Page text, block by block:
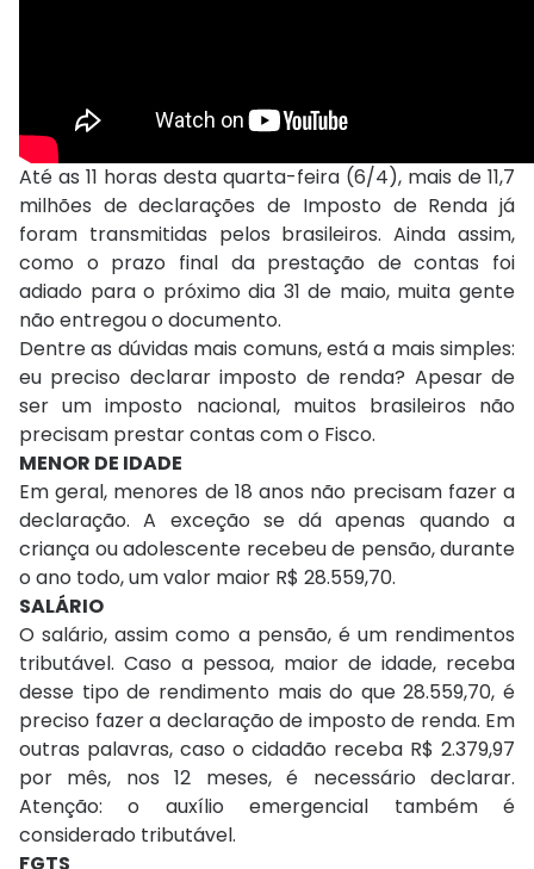
Até as 11 horas desta quarta-feira (6/4), mais de 11,7
milhões de declarações de Imposto de Renda já
foram transmitidas pelos brasileiros. Ainda assim,
como o prazo final da prestação de contas foi
adiado para o próximo dia 31 de maio, muita gente
não entregou o documento.
Dentre as dúvidas mais comuns, está a mais simples:
eu preciso declarar imposto de renda? Apesar de
ser um imposto nacional, muitos brasileiros não
precisam prestar contas com o Fisco.
MENOR DE IDADE
Em geral, menores de 18 anos não precisam fazer a
declaração. A exceção se dá apenas quando a
criança ou adolescente recebeu de pensão, durante
o ano todo, um valor maior R$ 28.559,70.
SALÁRIO
O salário, assim como a pensão, é um rendimentos
tributável. Caso a pessoa, maior de idade, receba
desse tipo de rendimento mais do que 28.559,70, é
preciso fazer a declaração de imposto de renda. Em
outras palavras, caso o cidadão receba R$ 2.379,97
por mês, nos 12 meses, é necessário declarar.
Atenção: o auxílio emergencial também é
considerado tributável.